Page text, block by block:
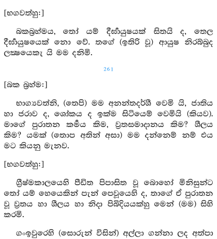
[භගවත්හු:]
බකබ්‍රහ්මය, තෝ යම් දීර්‍ඝායුෂයක් සිතයි ද, තෙල
දීර්‍ඝායුෂයෙක් නො වේ. තගේ (ඉතිරි වූ) ආයුෂ නිරබ්බුද
ලක්‍ෂයෙකැ යි මම දනිමි.
261
[බක බ්‍රහ්ම:]
භාග්‍යවත්නි, (තෙපි) මම අනන්තදර්ශී වෙමි යි, ජාතිය
හා ජරාව ද, ශෝකය ද ඉක්ම සිටියෙම් වෙමියි (කියව).
මාගේ පුරාතන කර්‍මය කිම, ව්‍රතසමාදානය කිම? ශීලය
කිම? යමක් (තොප අතින් අසා) මම දන්නෙම් නම් එය
මට කියනු මැනව.
[භගවත්හු:]
ග්‍රීෂ්මකාලයෙහි පීඩිත පිපාසිත වූ බොහෝ මිනිසුන්ට
තෝ යම් හෙයෙකින් පැන් පෙවූයෙහි ද, තාගේ ඒ පුරාතන
වූ ව්‍රතය හා ශීලය හා නිදා පිබිදියයක්හු මෙන් (මම) සිහි
කරමි.
ගංඉවුරෙහි (සොරුන් විසින්) අල්ලා ගන්නා ලද අත්පා